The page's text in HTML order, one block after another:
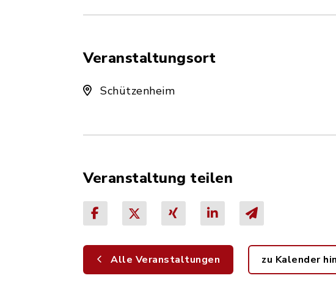
Veranstaltungsort
Schützenheim
Veranstaltung teilen
Alle Veranstaltungen zu Kalender